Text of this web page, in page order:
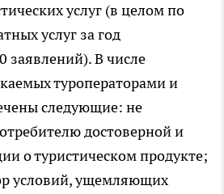
услуг (в целом по
услуг за год
заявлений). В числе
туроператорами и
следующие: не
достоверной и
о туристическом продукте;
условий, ущемляющих